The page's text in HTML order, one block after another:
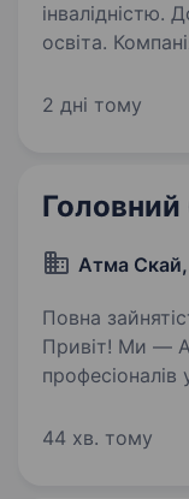
інвалідністю.
освіта. Компанія LEDA WEST — виробник
складських та
2 дні тому
Головний
Атма
Повна
Привіт! Ми —
розвитку.
44 хв. тому